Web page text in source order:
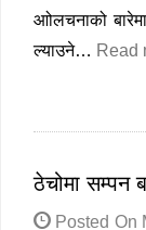
आोलचनाको
ल्याउने… Read
ठेचोमा सम्पन
Posted On